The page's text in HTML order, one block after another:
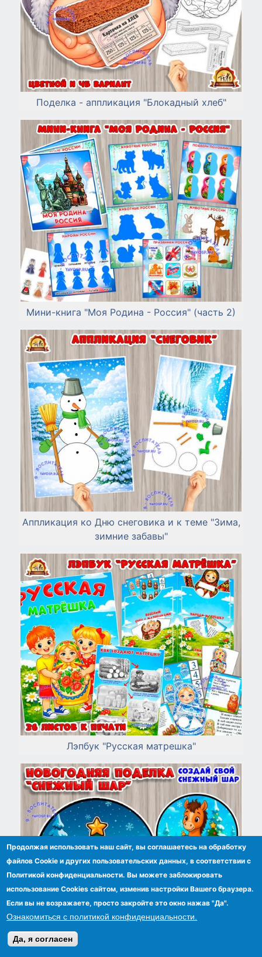
Поделка - аппликация "Блокадный хлеб"
Мини-книга "Моя Родина - Россия" (часть 2)
Аппликация ко Дню снеговика и к теме "Зима,
зимние забавы"
Лэпбук "Русская матрешка"
Продолжая использовать наш сайт, вы соглашаетесь на обработку
файлов Сookie и других пользовательских данных, в соответствии с
Политикой конфиденциальности. Вы можете заблокировать
использование Cookies сайтом, изменив настройки Вашего браузера.
Если вы не возражаете, просто закройте это окно нажав "Да".
Ознакомиться с политикой конфиденциальности.
Да, я согласен